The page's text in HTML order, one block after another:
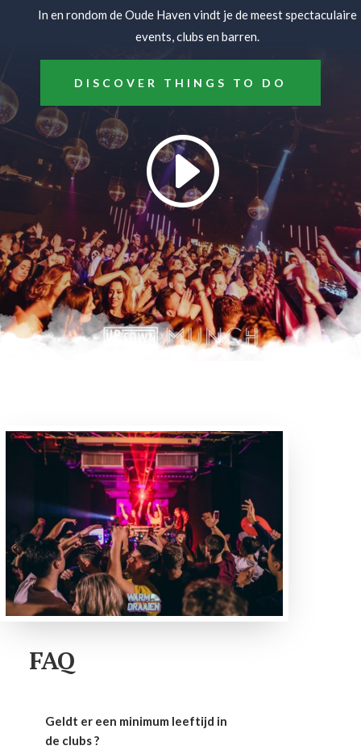
In en rondom de Oude Haven vindt je de meest spectaculaire
events, clubs en barren.
DISCOVER THINGS TO DO
I
FAQ
Geldt er een minimum leeftijd in
de clubs ?